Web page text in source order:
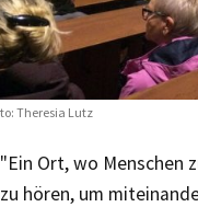
Theresia Lutz
"Ein Ort, wo Menschen
zu hören, um